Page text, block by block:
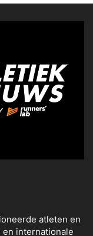
atleten en
internationale